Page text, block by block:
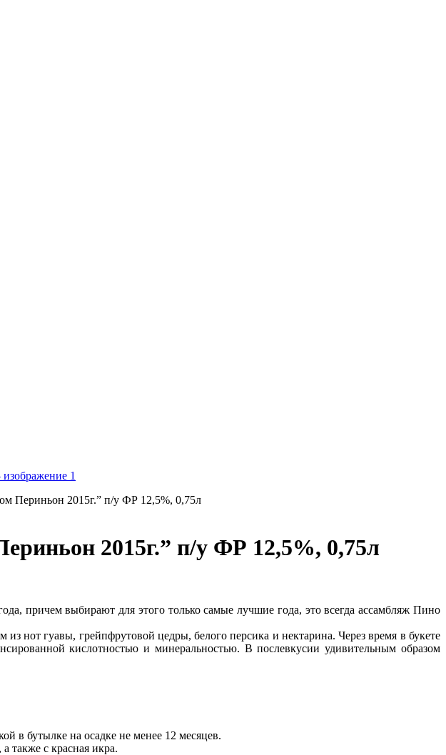
Периньон 2015г.” п/у ФР 12,5%, 0,75л
2015г.” п/у ФР 12,5%, 0,75л
причем выбирают для этого только самые лучшие года, это всегда ассамбляж Пино
нот гуавы, грейпфрутовой цедры, белого персика и нектарина. Через время в букете
кислотностью и минеральностью. В послевкусии удивительным образом
в бутылке на осадке не менее 12 месяцев.
также с красная икра.